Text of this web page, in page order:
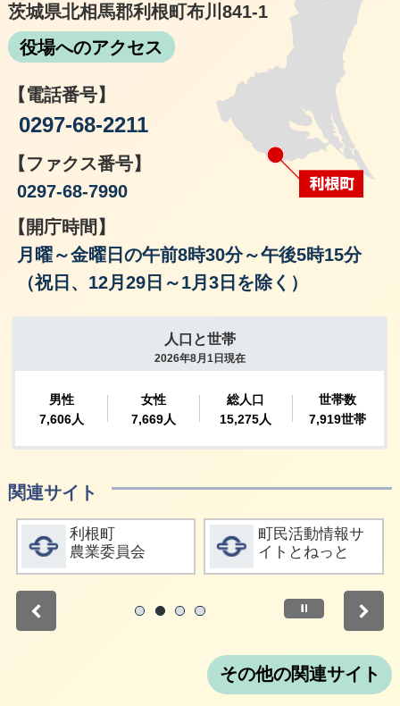
茨城県北相馬郡利根町布川841-1
役場へのアクセス
【電話番号】
0297-68-2211
【ファクス番号】
0297-68-7990
【開庁時間】
月曜～金曜日の午前8時30分～午後5時15分
（祝日、12月29日～1月3日を除く）
関連サイト
詳細をみる
利根町
農業委員会
詳細をみる
町民活動情報サ
イトとねっと
停止
その他の関連サイト